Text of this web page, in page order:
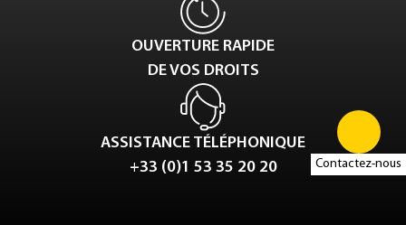
Contactez-nous
OUVERTURE RAPIDE
DE VOS DROITS
ASSISTANCE TÉLÉPHONIQUE
+33 (0)1 53 35 20 20